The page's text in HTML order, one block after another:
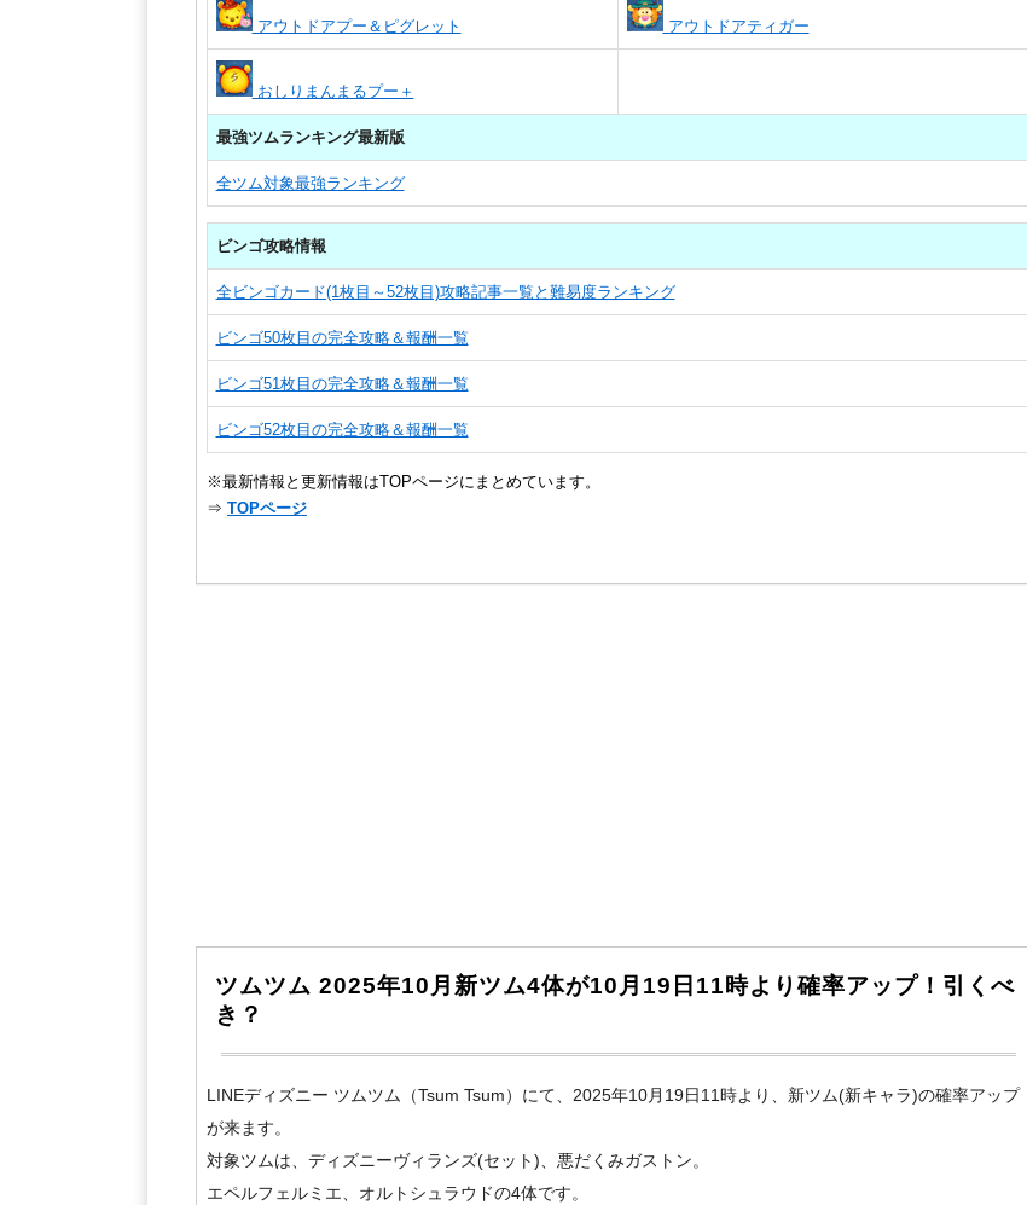
アウトドアプー＆ピグレット アウトドアティガー
おしりまんまるプー＋
最強ツムランキング最新版
全ツム対象最強ランキング
ビンゴ攻略情報
全ビンゴカード(1枚目～52枚目)攻略記事一覧と難易度ランキング
ビンゴ50枚目の完全攻略＆報酬一覧
ビンゴ51枚目の完全攻略＆報酬一覧
ビンゴ52枚目の完全攻略＆報酬一覧
※最新情報と更新情報はTOPページにまとめています。
⇒ TOPページ
ツムツム 2025年10月新ツム4体が10月19日11時より確率アップ！引くべ
き？
LINEディズニー ツムツム（Tsum Tsum）にて、2025年10月19日11時より、新ツム(新キャラ)の確率アップ
が来ます。
対象ツムは、ディズニーヴィランズ(セット)、悪だくみガストン。
エペルフェルミエ、オルトシュラウドの4体です。